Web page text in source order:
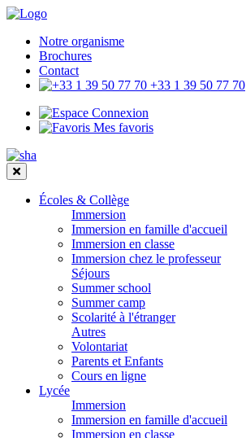
Notre organisme
Brochures
Contact
+33 1 39 50 77 70
Connexion
Mes favoris
Écoles & Collège
Immersion
Immersion en famille d'accueil
Immersion en classe
Immersion chez le professeur
Séjours
Summer school
Summer camp
Scolarité à l'étranger
Autres
Volontariat
Parents et Enfants
Cours en ligne
Lycée
Immersion
Immersion en famille d'accueil
Immersion en classe